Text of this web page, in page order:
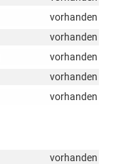
vorhanden
vorhanden
vorhanden
vorhanden
vorhanden
vorhanden